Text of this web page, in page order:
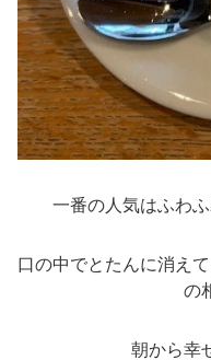
一番の人気はふわ
口の中でとたんに消え
の
朝から幸